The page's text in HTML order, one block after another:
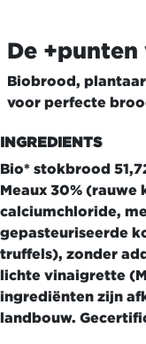
De
Biobrood,
voor perfecte
INGREDIENTS
Bio* stokbrood
Meaux 30%
calciumchloride,
gepasteuriseerde
truffels), zonder
lichte vinaigrette
ingrediënten zijn
landbouw.